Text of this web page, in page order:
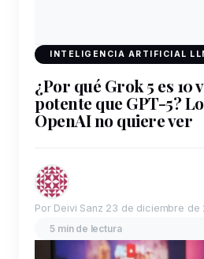
INTELIGENCIA ARTIFICIAL
¿Por qué Grok 5 es 10
potente que GPT-5?
OpenAI no quiere ver
Por Deivi Sanz 23 de diciembre de
5 min de lectura